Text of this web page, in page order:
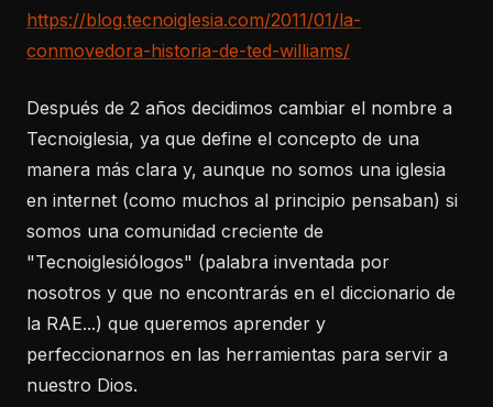
https://blog.tecnoiglesia.com/2011/01/la-
conmovedora-historia-de-ted-williams/
Después de 2 años decidimos cambiar el nombre a
Tecnoiglesia, ya que define el concepto de una
manera más clara y, aunque no somos una iglesia
en internet (como muchos al principio pensaban) si
somos una comunidad creciente de
"Tecnoiglesiólogos" (palabra inventada por
nosotros y que no encontrarás en el diccionario de
la RAE...) que queremos aprender y
perfeccionarnos en las herramientas para servir a
nuestro Dios.